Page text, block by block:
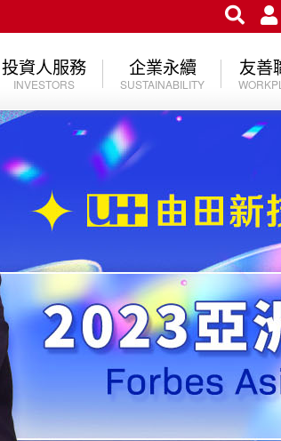
投資人服務
INVESTORS
企業永續
SUSTAINABILITY
友善